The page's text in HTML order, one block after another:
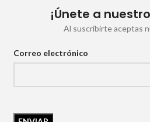
¡Únete a
Al suscribirte aceptas
Correo electrónico